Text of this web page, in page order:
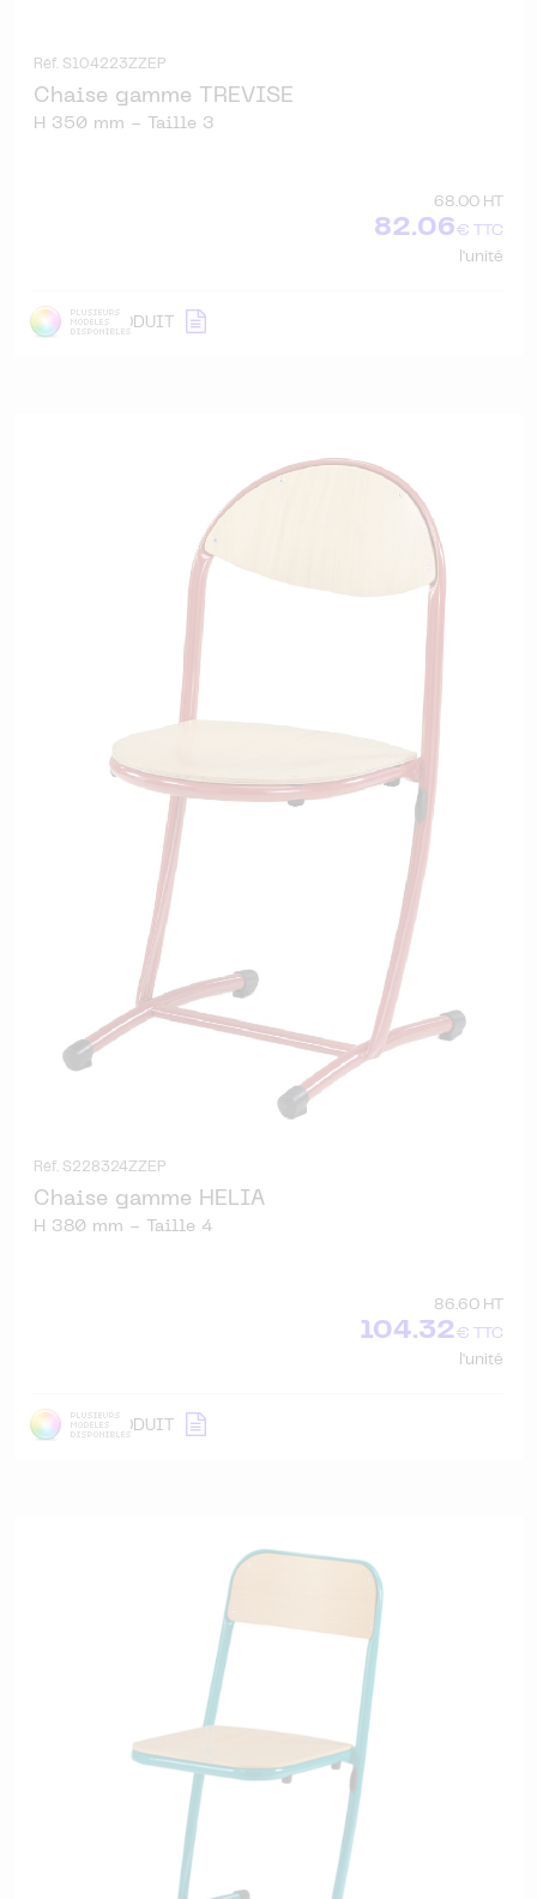
Réf. S104223ZZEP
Chaise gamme TREVISE
H 350 mm - Taille 3
68.00 HT
82.06€ TTC
l'unité
DÉTAILPRODUIT
Réf. S228324ZZEP
Chaise gamme HELIA
H 380 mm - Taille 4
86.60 HT
104.32€ TTC
l'unité
DÉTAILPRODUIT